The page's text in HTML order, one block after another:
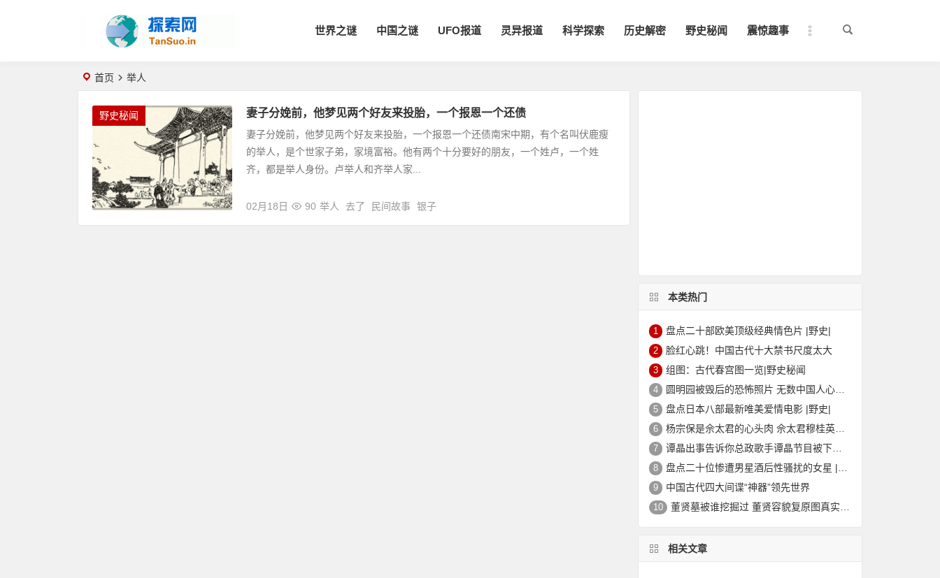
世界之谜 中国之谜 UFO报道 灵异报道 科学探索 历史解密 野史秘闻 震惊趣事
首页 举人
野史秘闻 妻子分娩前，他梦见两个好友来投胎，一个报恩一个还债
妻子分娩前，他梦见两个好友来投胎，一个报恩一个还债南宋中期，有个名叫伏鹿瘦
的举人，是个世家子弟，家境富裕。他有两个十分要好的朋友，一个姓卢，一个姓
齐，都是举人身份。卢举人和齐举人家...
02月18日 90 举人 去了 民间故事 银子
本类热门
1 盘点二十部欧美顶级经典情色片 |野史|
2 脸红心跳！中国古代十大禁书尺度太大
3 组图：古代春宫图一览|野史秘闻
4 圆明园被毁后的恐怖照片 无数中国人心中的痛
5 盘点日本八部最新唯美爱情电影 |野史|
6 杨宗保是佘太君的心头肉 佘太君穆桂英的故事|野史秘闻
7 谭晶出事告诉你总政歌手谭晶节目被下架的真相
8 盘点二十位惨遭男星酒后性骚扰的女星 |野史|
9 中国古代四大间谍“神器”领先世界
10 董贤墓被谁挖掘过 董贤容貌复原图真实外貌|野史秘闻
相关文章